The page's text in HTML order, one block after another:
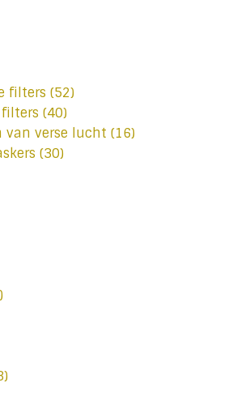
filters (52)
(40)
van verse lucht (16)
(30)